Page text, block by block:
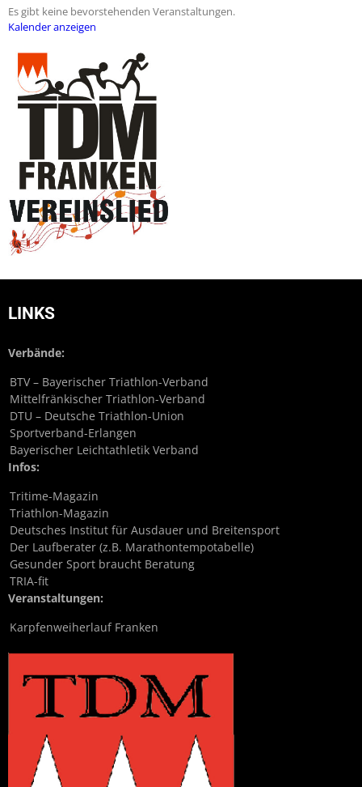
Es gibt keine bevorstehenden Veranstaltungen.
Kalender anzeigen
LINKS
Verbände:
BTV – Bayerischer Triathlon-Verband
Mittelfränkischer Triathlon-Verband
DTU – Deutsche Triathlon-Union
Sportverband-Erlangen
Bayerischer Leichtathletik Verband
Infos:
Tritime-Magazin
Triathlon-Magazin
Deutsches Institut für Ausdauer und Breitensport
Der Laufberater (z.B. Marathontempotabelle)
Gesunder Sport braucht Beratung
TRIA-fit
Veranstaltungen:
Karpfenweiherlauf Franken